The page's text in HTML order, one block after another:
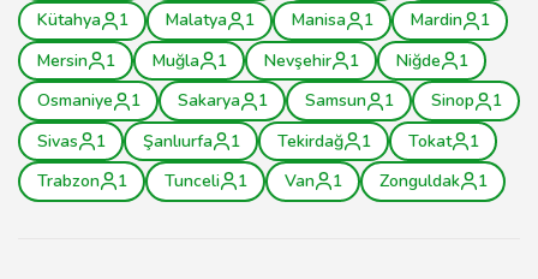
Kütahya
1 Malatya 1 Manisa 1 Mardin
1
Mersin
1 Muğla 1 Nevşehir 1 Niğde
1
Osmaniye
1 Sakarya 1 Samsun 1 Sinop
1
Sivas
1 Şanlıurfa 1 Tekirdağ 1 Tokat
1
Trabzon
1 Tunceli 1 Van 1 Zonguldak 1